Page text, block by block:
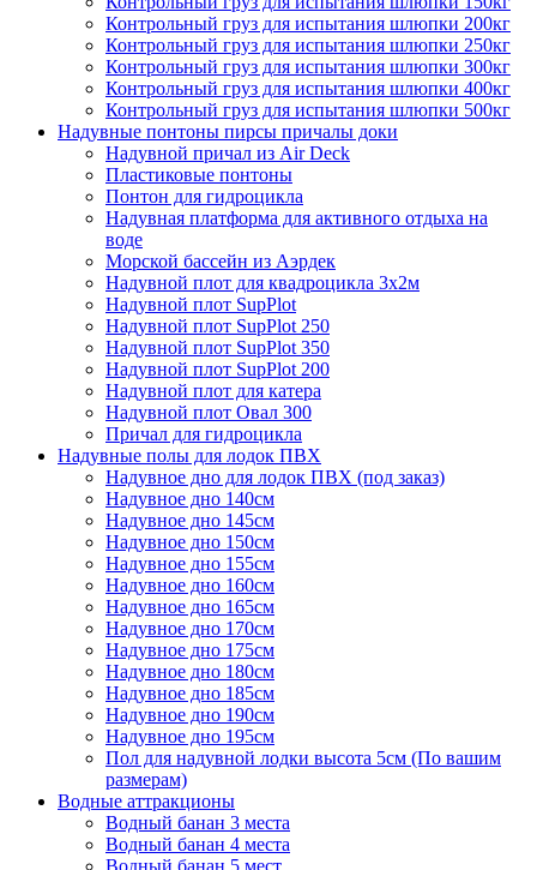
Контрольный груз для испытания шлюпки 200кг
Контрольный груз для испытания шлюпки 250кг
Контрольный груз для испытания шлюпки 300кг
Контрольный груз для испытания шлюпки 400кг
Контрольный груз для испытания шлюпки 500кг
Надувные понтоны пирсы причалы доки
Надувной причал из Air Deck
Пластиковые понтоны
Понтон для гидроцикла
Надувная платформа для активного отдыха на
воде
Морской бассейн из Аэрдек
Надувной плот для квадроцикла 3х2м
Надувной плот SupPlot
Надувной плот SupPlot 250
Надувной плот SupPlot 350
Надувной плот SupPlot 200
Надувной плот для катера
Надувной плот Овал 300
Причал для гидроцикла
Надувные полы для лодок ПВХ
Надувное дно для лодок ПВХ (под заказ)
Надувное дно 140см
Надувное дно 145см
Надувное дно 150см
Надувное дно 155см
Надувное дно 160см
Надувное дно 165см
Надувное дно 170см
Надувное дно 175см
Надувное дно 180см
Надувное дно 185см
Надувное дно 190см
Надувное дно 195см
Пол для надувной лодки высота 5см (По вашим
размерам)
Водные аттракционы
Водный банан 3 места
Водный банан 4 места
Водный банан 5 мест